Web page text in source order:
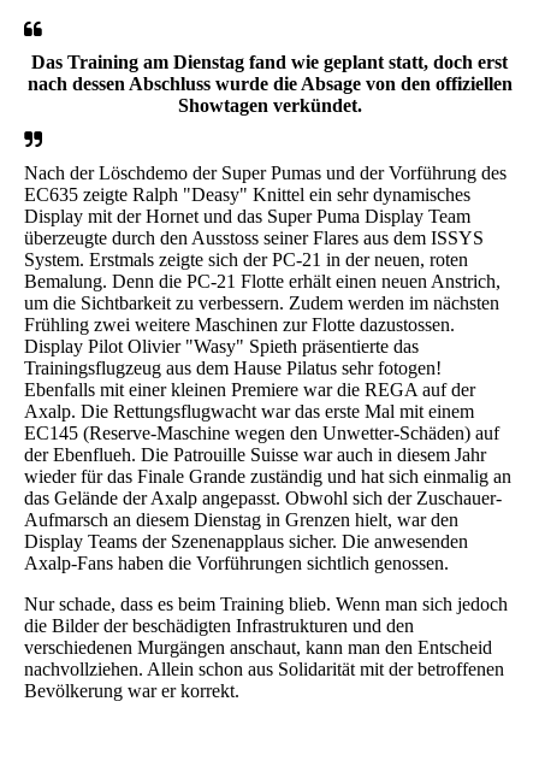
Das Training am Dienstag fand wie geplant statt, doch erst
nach dessen Abschluss wurde die Absage von den offiziellen
Showtagen verkündet.
Nach der Löschdemo der Super Pumas und der Vorführung des
EC635 zeigte Ralph "Deasy" Knittel ein sehr dynamisches
Display mit der Hornet und das Super Puma Display Team
überzeugte durch den Ausstoss seiner Flares aus dem ISSYS
System. Erstmals zeigte sich der PC-21 in der neuen, roten
Bemalung. Denn die PC-21 Flotte erhält einen neuen Anstrich,
um die Sichtbarkeit zu verbessern. Zudem werden im nächsten
Frühling zwei weitere Maschinen zur Flotte dazustossen.
Display Pilot Olivier "Wasy" Spieth präsentierte das
Trainingsflugzeug aus dem Hause Pilatus sehr fotogen!
Ebenfalls mit einer kleinen Premiere war die REGA auf der
Axalp. Die Rettungsflugwacht war das erste Mal mit einem
EC145 (Reserve-Maschine wegen den Unwetter-Schäden) auf
der Ebenflueh. Die Patrouille Suisse war auch in diesem Jahr
wieder für das Finale Grande zuständig und hat sich einmalig an
das Gelände der Axalp angepasst. Obwohl sich der Zuschauer-
Aufmarsch an diesem Dienstag in Grenzen hielt, war den
Display Teams der Szenenapplaus sicher. Die anwesenden
Axalp-Fans haben die Vorführungen sichtlich genossen.
Nur schade, dass es beim Training blieb. Wenn man sich jedoch
die Bilder der beschädigten Infrastrukturen und den
verschiedenen Murgängen anschaut, kann man den Entscheid
nachvollziehen. Allein schon aus Solidarität mit der betroffenen
Bevölkerung war er korrekt.